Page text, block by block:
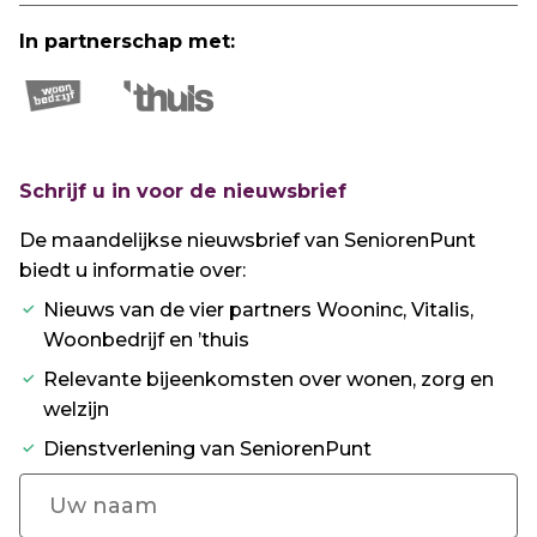
In partnerschap met:
Schrijf u in voor de nieuwsbrief
De maandelijkse nieuwsbrief van SeniorenPunt
biedt u informatie over:
Nieuws van de vier partners Wooninc, Vitalis,
Woonbedrijf en ’thuis
Relevante bijeenkomsten over wonen, zorg en
welzijn
Dienstverlening van SeniorenPunt